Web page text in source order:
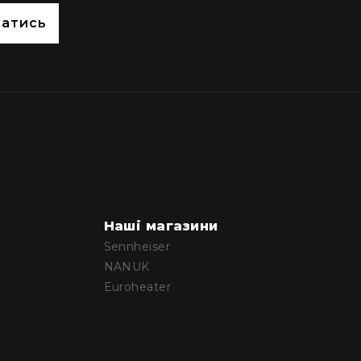
Наші магазини
Sennheiser
NANUK
Euroheater